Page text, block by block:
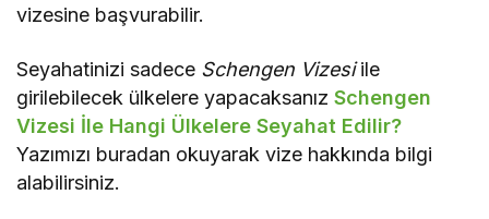
vizesine başvurabilir.
Seyahatinizi sadece Schengen Vizesiile
girilebilecek ülkelere yapacaksanızSchengen
Vizesi İle Hangi Ülkelere Seyahat Edilir?
Yazımızı buradan okuyarak vize hakkında bilgi
alabilirsiniz.